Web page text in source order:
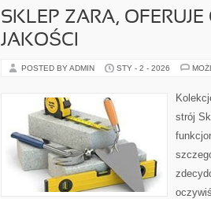
SKLEP ZARA,
JAKOŚCI
POSTED BY ADMIN STY - 2 - 2026
strój